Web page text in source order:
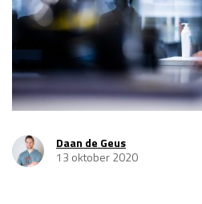
Race
GP VERENIGDE STATEN 2026
Kwalificatie
GP SÃO PAULO 2026
Daan de Geus
13 oktober 2020